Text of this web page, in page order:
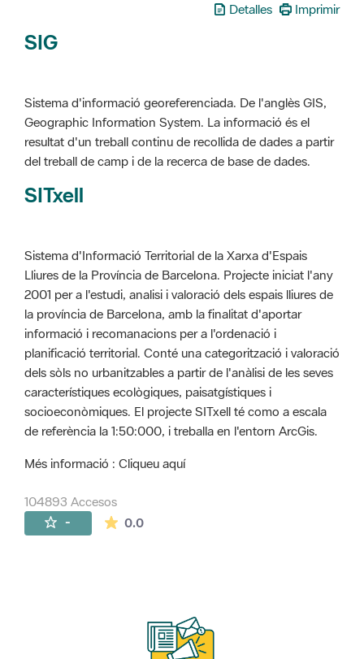
Detalles Imprimir
SIG
Sistema d'informació georeferenciada. De l'anglès GIS,
Geographic Information System. La informació és el
resultat d'un treball continu de recollida de dades a partir
del treball de camp i de la recerca de base de dades.
SITxell
Sistema d'Informació Territorial de la Xarxa d'Espais
Lliures de la Província de Barcelona. Projecte iniciat l'any
2001 per a l'estudi, analisi i valoració dels espais lliures de
la província de Barcelona, amb la finalitat d'aportar
informació i recomanacions per a l'ordenació i
planificació territorial. Conté una categorització i valoració
dels sòls no urbanitzables a partir de l'anàlisi de les seves
característiques ecològiques, paisatgístiques i
socioeconòmiques. El projecte SITxell té como a escala
de referència la 1:50:000, i treballa en l'entorn ArcGis.
Més informació : Cliqueu aquí
104893 Accesos
- 0.0La valoración media es de 0 estrellas de